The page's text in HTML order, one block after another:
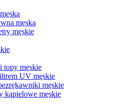
męska
męskie
topy męskie
UV męskie
męskie
kąpielowe męskie